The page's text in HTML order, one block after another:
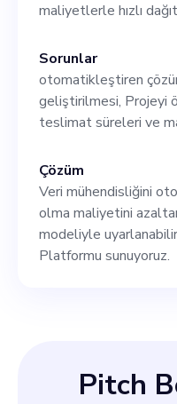
maliyetlerle hızlı
Sorunlar
otomatikleştiren
geliştirilmesi, Projeyi
teslimat süreleri ve
Çözüm
Veri mühendisliğini
olma maliyetini
modeliyle
Platformu sunuyoruz.
Pitch